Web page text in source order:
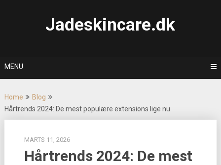
Jadeskincare.dk
MENU
Home
Blog
Hårtrends 2024: De mest populære extensions lige nu
MARTS 11, 2026
Hårtrends 2024: De mest